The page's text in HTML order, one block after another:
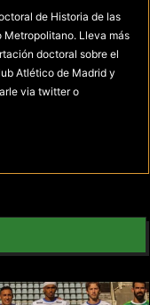
de Historia de las
Metropolitano. Lleva más
doctoral sobre el
Atlético de Madrid y
via twitter o